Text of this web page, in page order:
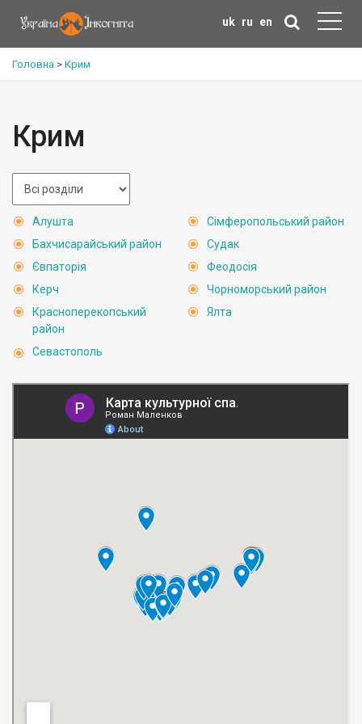
uk ru en
Головна > Крим
Крим
Алушта
Бахчисарайський район
Євпаторія
Керч
Красноперекопський
район
Севастополь
Сімферопольський район
Судак
Феодосія
Чорноморський район
Ялта